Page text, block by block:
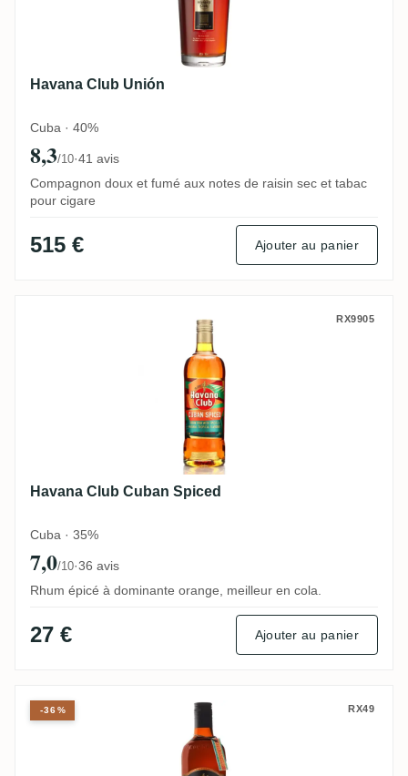
Havana Club Unión
Cuba · 40%
8,3/10·41 avis
Compagnon doux et fumé aux notes de raisin sec et tabac
pour cigare
515 € Ajouter au panier
Havana Club Cuban Spiced RX9905
Havana Club Cuban Spiced
Cuba · 35%
7,0/10·36 avis
Rhum épicé à dominante orange, meilleur en cola.
27 € Ajouter au panier
Havana Club 7 Años Añejo RX49
-36%